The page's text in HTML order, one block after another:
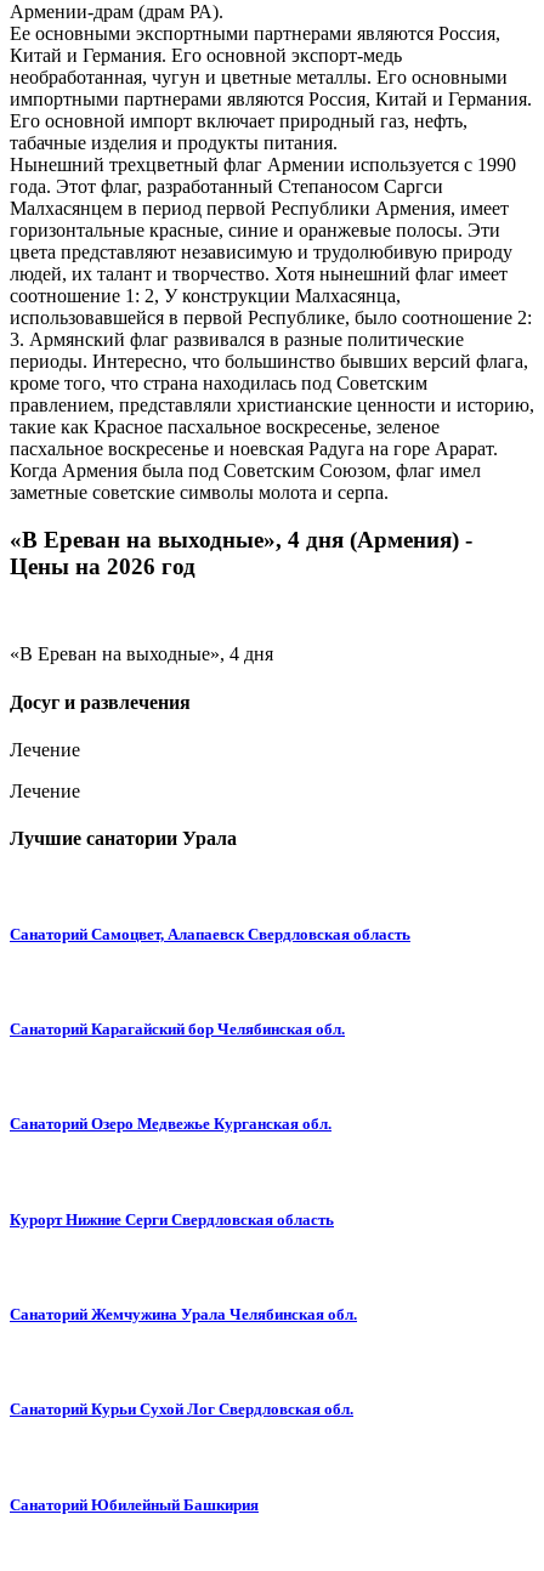
Армении-драм (драм РА).
Ее основными экспортными партнерами являются Россия,
Китай и Германия. Его основной экспорт-медь
необработанная, чугун и цветные металлы. Его основными
импортными партнерами являются Россия, Китай и Германия.
Его основной импорт включает природный газ, нефть,
табачные изделия и продукты питания.
Нынешний трехцветный флаг Армении используется с 1990
года. Этот флаг, разработанный Степаносом Саргси
Малхасянцем в период первой Республики Армения, имеет
горизонтальные красные, синие и оранжевые полосы. Эти
цвета представляют независимую и трудолюбивую природу
людей, их талант и творчество. Хотя нынешний флаг имеет
соотношение 1: 2, У конструкции Малхасянца,
использовавшейся в первой Республике, было соотношение 2:
3. Армянский флаг развивался в разные политические
периоды. Интересно, что большинство бывших версий флага,
кроме того, что страна находилась под Советским
правлением, представляли христианские ценности и историю,
такие как Красное пасхальное воскресенье, зеленое
пасхальное воскресенье и ноевская Радуга на горе Арарат.
Когда Армения была под Советским Союзом, флаг имел
заметные советские символы молота и серпа.
«В Ереван на выходные», 4 дня (Армения) -
Цены на 2026 год
«В Ереван на выходные», 4 дня
Досуг и развлечения
Лечение
Лечение
Лучшие санатории Урала
Санаторий Самоцвет, Алапаевск Свердловская область
Санаторий Карагайский бор Челябинская обл.
Санаторий Озеро Медвежье Курганская обл.
Курорт Нижние Серги Свердловская область
Санаторий Жемчужина Урала Челябинская обл.
Санаторий Курьи Сухой Лог Свердловская обл.
Санаторий Юбилейный Башкирия